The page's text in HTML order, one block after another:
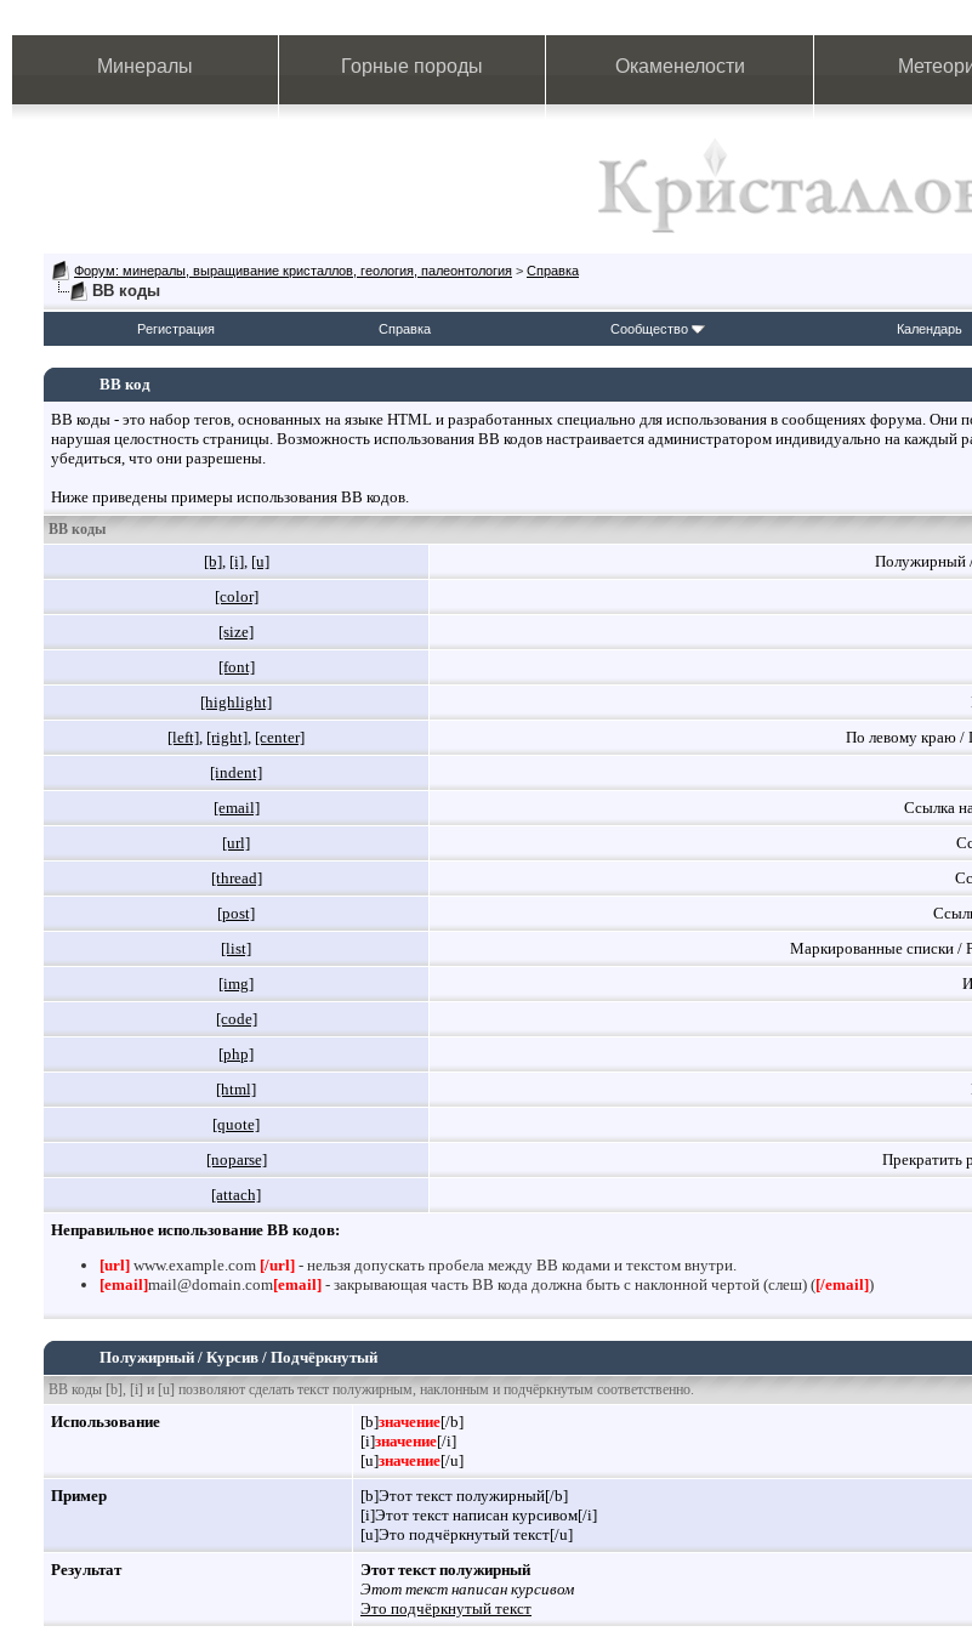
Минералы Горные породы Окаменелости
Форум: минералы, выращивание кристаллов, геология, палеонтология > Справка
BB коды
Регистрация Справка Сообщество Календарь
BB код
BB коды - это набор тегов, основанных на языке HTML и разработанных специально для использования в сообщениях форума.
нарушая целостность страницы. Возможность использования BB кодов настраивается администратором индивидуально на
убедиться, что они разрешены.
Ниже приведены примеры использования BB кодов.
BB коды
[b], [i], [u]
Полужирный
[color]
[size]
[font]
[highlight]
[left], [right], [center]
По левому краю /
[indent]
[email]
Ссылка
[url]
[thread]
[post]
[list]
Маркированные списки /
[img]
[code]
[php]
[html]
[quote]
[noparse]
Прекратить
[attach]
Неправильное использование BB кодов:
[url] www.example.com [/url] - нельзя допускать пробела между BB кодами и текстом внутри.
[email]mail@domain.com[email] - закрывающая часть BB кода должна быть с наклонной чертой (слеш) ([/email])
Полужирный / Курсив / Подчёркнутый
BB коды [b], [i] и [u] позволяют сделать текст полужирным, наклонным и подчёркнутым соответственно.
Использование [b]значение[/b]
[i]значение[/i]
[u]значение[/u]
Пример
[b]Этот текст полужирный[/b]
[i]Этот текст написан курсивом[/i]
[u]Это подчёркнутый текст[/u]
Результат
Этот текст полужирный
Этот текст написан курсивом
Это подчёркнутый текст